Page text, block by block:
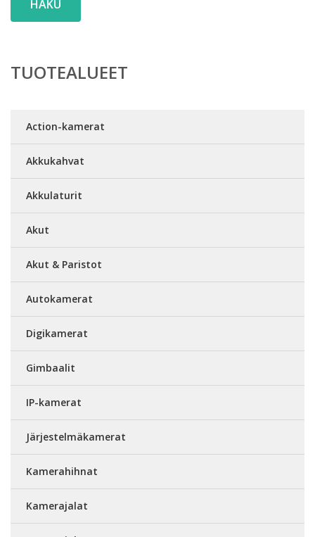
HAKU
TUOTEALUEET
Action-kamerat
Akkukahvat
Akkulaturit
Akut
Akut & Paristot
Autokamerat
Digikamerat
Gimbaalit
IP-kamerat
Järjestelmäkamerat
Kamerahihnat
Kamerajalat